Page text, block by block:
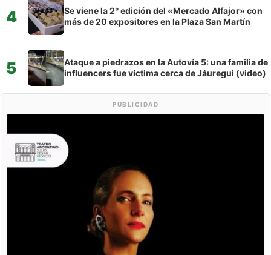
4
Se viene la 2° edición del «Mercado Alfajor» con
más de 20 expositores en la Plaza San Martín
5
Ataque a piedrazos en la Autovía 5: una familia de
influencers fue víctima cerca de Jáuregui (video)
PUBLICIDAD